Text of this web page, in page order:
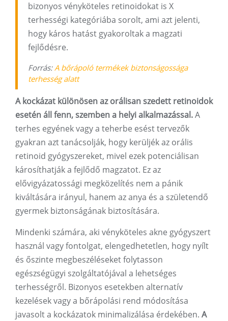
bizonyos vényköteles retinoidokat is X
terhességi kategóriába sorolt, ami azt jelenti,
hogy káros hatást gyakoroltak a magzati
fejlődésre.
Forrás:A bőrápoló termékek biztonságossága
terhesség alatt
A kockázat különösen az orálisan szedett retinoidok
esetén áll fenn, szemben a helyi alkalmazással.A
terhes egyének vagy a teherbe esést tervezők
gyakran azt tanácsolják, hogy kerüljék az orális
retinoid gyógyszereket, mivel ezek potenciálisan
károsíthatják a fejlődő magzatot. Ez az
elővigyázatossági megközelítés nem a pánik
kiváltására irányul, hanem az anya és a születendő
gyermek biztonságának biztosítására.
Mindenki számára, aki vényköteles akne gyógyszert
használ vagy fontolgat, elengedhetetlen, hogy nyílt
és őszinte megbeszéléseket folytasson
egészségügyi szolgáltatójával a lehetséges
terhességről. Bizonyos esetekben alternatív
kezelések vagy a bőrápolási rend módosítása
javasolt a kockázatok minimalizálása érdekében. A